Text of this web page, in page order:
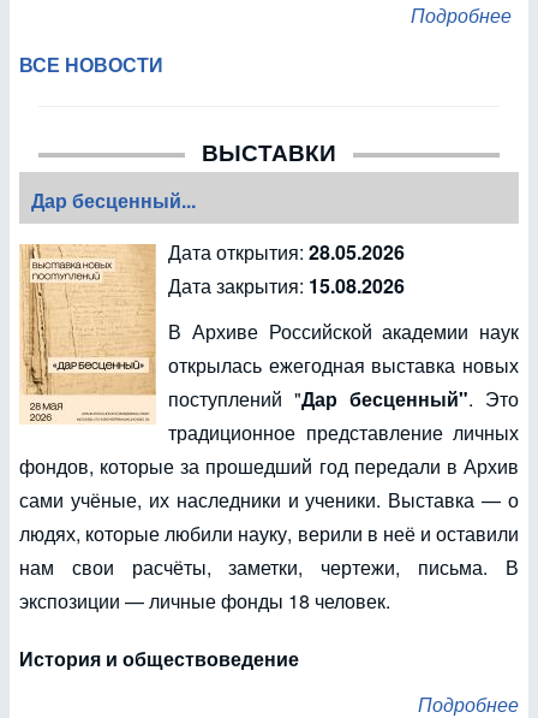
Подробнее
ВСЕ НОВОСТИ
ВЫСТАВКИ
Дар бесценный...
Дата открытия: 28.05.2026
Дата закрытия: 15.08.2026
В Архиве Российской академии наук
открылась ежегодная выставка новых
поступлений "Дар бесценный". Это
традиционное представление личных
фондов, которые за прошедший год передали в Архив
сами учёные, их наследники и ученики. Выставка — о
людях, которые любили науку, верили в неё и оставили
нам свои расчёты, заметки, чертежи, письма. В
экспозиции — личные фонды 18 человек.
История и обществоведение
Подробнее